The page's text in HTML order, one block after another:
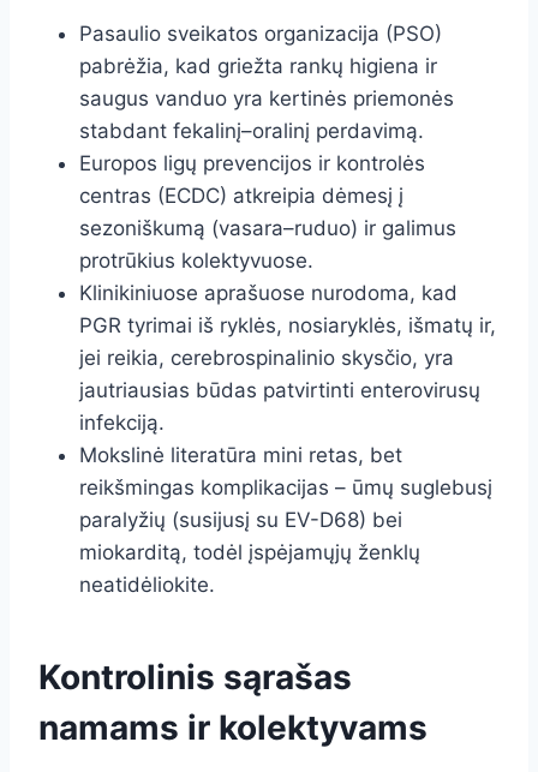
Pasaulio sveikatos organizacija (PSO)
pabrėžia, kad griežta rankų higiena ir
saugus vanduo yra kertinės priemonės
stabdant fekalinį–oralinį perdavimą.
Europos ligų prevencijos ir kontrolės
centras (ECDC) atkreipia dėmesį į
sezoniškumą (vasara–ruduo) ir galimus
protrūkius kolektyvuose.
Klinikiniuose aprašuose nurodoma, kad
PGR tyrimai iš ryklės, nosiaryklės, išmatų ir,
jei reikia, cerebrospinalinio skysčio, yra
jautriausias būdas patvirtinti enterovirusų
infekciją.
Mokslinė literatūra mini retas, bet
reikšmingas komplikacijas – ūmų suglebusį
paralyžių (susijusį su EV-D68) bei
miokarditą, todėl įspėjamųjų ženklų
neatidėliokite.
Kontrolinis sąrašas
namams ir kolektyvams